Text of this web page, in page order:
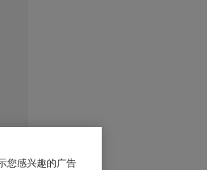
您感兴趣的广告